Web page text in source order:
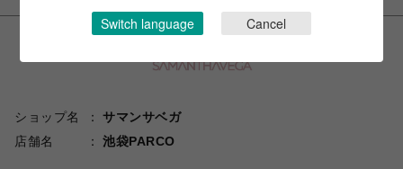
ショップ名
サマンサベガ
店舗名
池袋PARCO
Switch language Cancel